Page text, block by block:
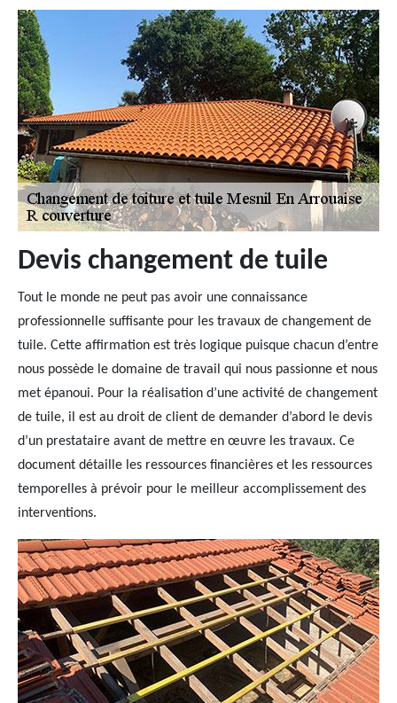
Devis changement de tuile
Tout le monde ne peut pas avoir une connaissance
professionnelle suffisante pour les travaux de changement de
tuile. Cette affirmation est très logique puisque chacun d’entre
nous possède le domaine de travail qui nous passionne et nous
met épanoui. Pour la réalisation d’une activité de changement
de tuile, il est au droit de client de demander d’abord le devis
d’un prestataire avant de mettre en œuvre les travaux. Ce
document détaille les ressources financières et les ressources
temporelles à prévoir pour le meilleur accomplissement des
interventions.